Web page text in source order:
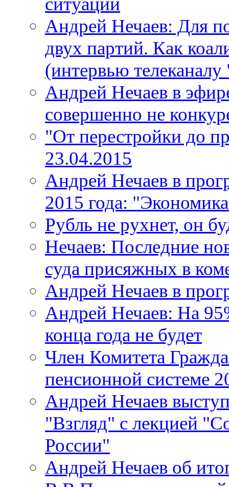
Андрей Нечаев: Для
двух партий. Как
(интервью
Андрей Нечаев в
совершенно не
"От перестройки до
23.04.2015
Андрей Нечаев в
2015 года:
Рубль не рухнет, он
Нечаев: Последние
суда присяжных в
Андрей Нечаев в
Андрей Нечаев: На
конца года не будет
Член Комитета
пенсионной системе
Андрей Нечаев
"Взгляд" с лекцией
России"
Андрей Нечаев об